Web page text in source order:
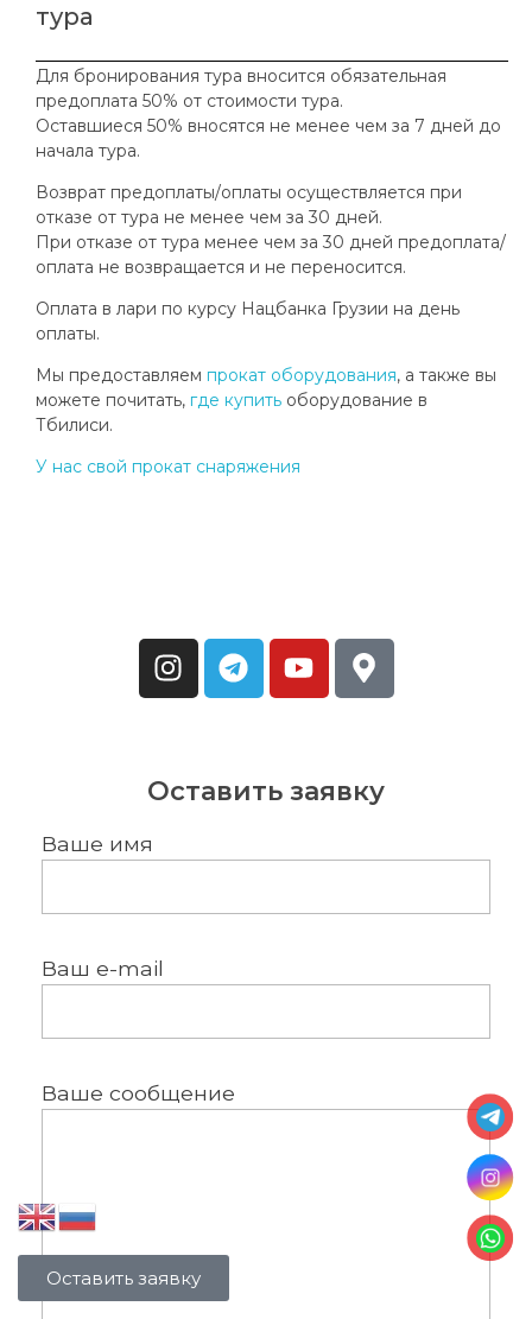
тура
Для бронирования тура вносится обязательная
предоплата 50% от стоимости тура.
Оставшиеся 50% вносятся не менее чем за 7 дней до
начала тура.
Возврат предоплаты/оплаты осуществляется при
отказе от тура не менее чем за 30 дней.
При отказе от тура менее чем за 30 дней предоплата/
оплата не возвращается и не переносится.
Оплата в лари по курсу Нацбанка Грузии на день
оплаты.
Мы предоставляем прокат оборудования, а также вы
можете почитать, где купить оборудование в
Тбилиси.
У нас свой прокат снаряжения
Оставить заявку
Ваше имя
Ваш e-mail
Ваше сообщение
Оставить заявку